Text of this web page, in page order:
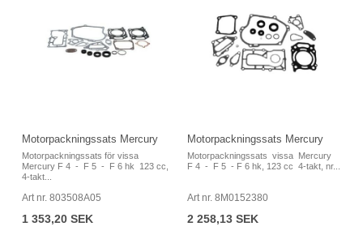
Motorpackningssats Mercury
Motorpackningssats för vissa
Mercury F 4 - F 5 - F 6 hk 123 cc,
4-takt...
Art nr. 803508A05
1 353,20 SEK
Motorpackningssats Mercury
Motorpackningssats vissa Mercury
F 4 - F 5 - F 6 hk, 123 cc 4-takt, nr...
Art nr. 8M0152380
2 258,13 SEK